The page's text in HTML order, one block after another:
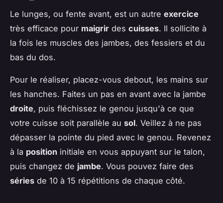
Le lunges, ou fente avant, est un autre exercice
très efficace pour maigrir des cuisses. Il sollicite à
la fois les muscles des jambes, des fessiers et du
bas du dos.
Pour le réaliser, placez-vous debout, les mains sur
les hanches. Faites un pas en avant avec la jambe
droite, puis fléchissez le genou jusqu'à ce que
votre cuisse soit parallèle au sol. Veillez à ne pas
dépasser la pointe du pied avec le genou. Revenez
à la position initiale en vous appuyant sur le talon,
puis changez de jambe. Vous pouvez faire des
séries de 10 à 15 répétitions de chaque côté.